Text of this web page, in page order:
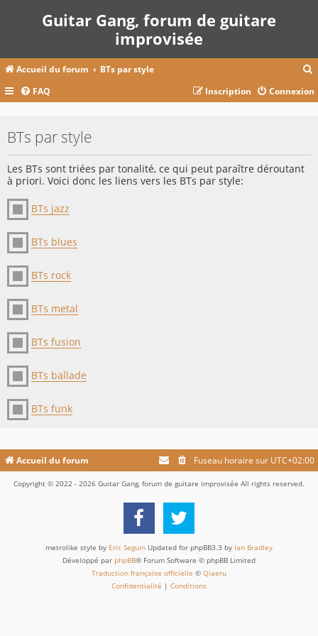
Guitar Gang, forum de guitare
improvisée
Accueil du forum BTs par style
c
FAQ Connexion
Inscription
BTs par style
Les BTs sont triées par tonalité, ce qui peut paraître déroutant
à priori. Voici donc les liens vers les BTs par style:
BTs jazz
BTs blues
BTs rock
BTs metal
BTs fusion
BTs ballade
BTs funk
Accueil du forum Fuseau horaire sur UTC+02:00
Copyright © 2022 - 2026 Guitar Gang, forum de guitare improvisée All rights reserved.
metrolike style by Eric Seguin Updated for phpBB3.3 by Ian Bradley
Développé par phpBB® Forum Software © phpBB Limited
Traduction française officielle © Qiaeru
Confidentialité | Conditions